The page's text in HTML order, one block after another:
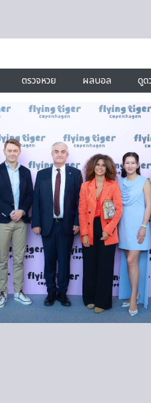
ตรวจหวย ผลบอล ดูด